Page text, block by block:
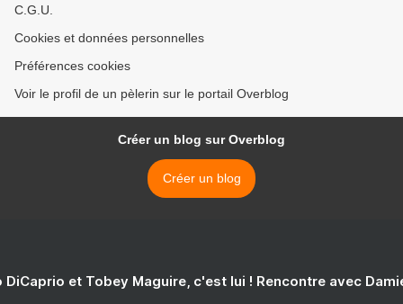
C.G.U.
Cookies et données personnelles
Préférences cookies
Voir le profil de un pèlerin sur le portail Overblog
Créer un blog sur Overblog
Créer un blog
DiCaprio et Tobey Maguire, c'est lui ! Rencontre avec